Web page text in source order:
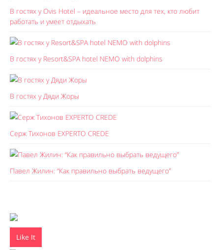
В гостях у Ovis Hotel – идеальное место для тех, кто любит
работать и умеет отдыхать
В гостях у Resort&SPA hotel NEMO with dolphins
В гостях у Дяди Жоры
Серж Тихонов EXPERTO CREDE
Павел Жилин: “Как правильно выбрать ведущего”
Like It